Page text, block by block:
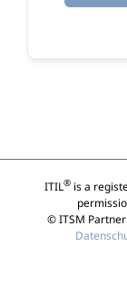
ITIL®is a
© ITSM